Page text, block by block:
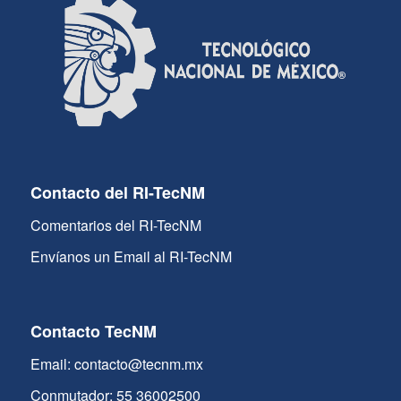
Contacto del RI-TecNM
Comentarios del RI-TecNM
Envíanos un Email al RI-TecNM
Contacto TecNM
Email: contacto@tecnm.mx
Conmutador: 55 36002500